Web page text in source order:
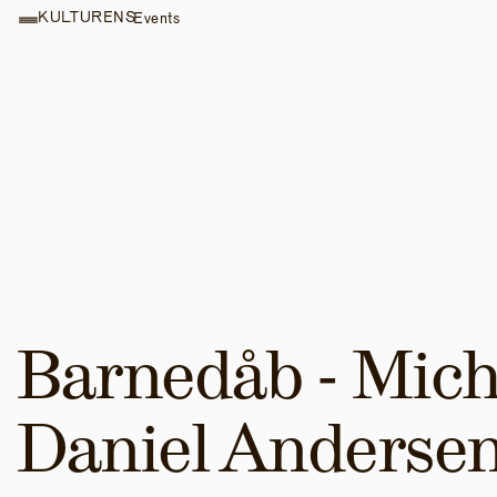
Barnedåb -
Daniel
KULTURENSEvents